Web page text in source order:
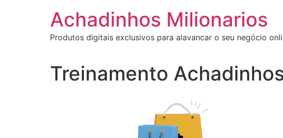
Achadinhos Milionarios
Produtos digitais exclusivos para alavancar o seu negócio
Treinamento